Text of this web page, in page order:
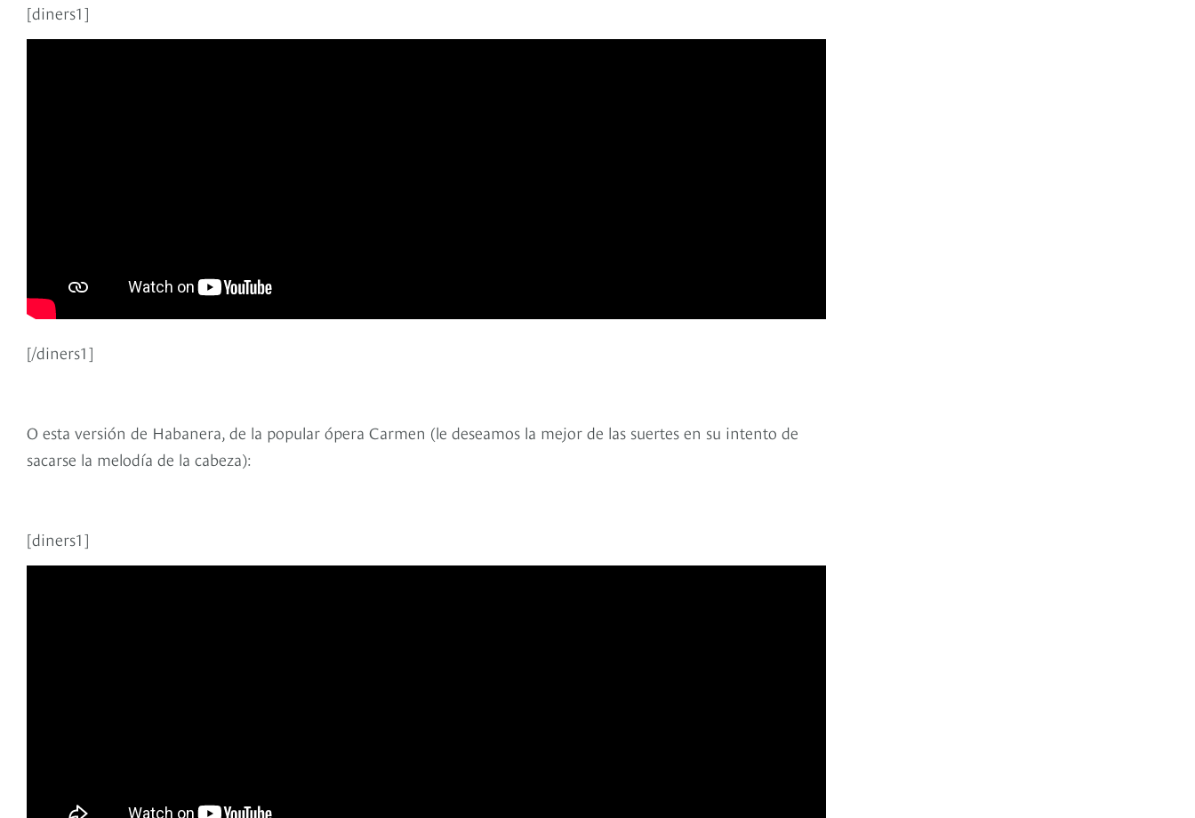
[diners1]
[/diners1]
O esta versión de Habanera, de la popular ópera Carmen (le deseamos la mejor de las suertes en su intento de
sacarse la melodía de la cabeza):
[diners1]